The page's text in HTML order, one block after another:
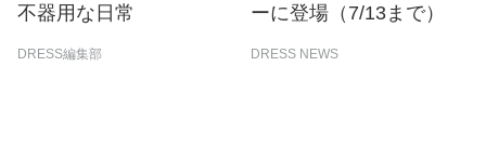
不器用な日常
DRESS編集部
ーに登場（7/13まで）
DRESS NEWS